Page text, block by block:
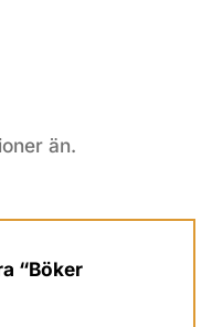
än.
“Böker